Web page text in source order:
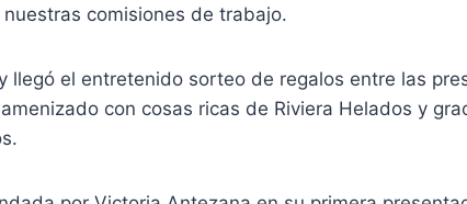
comisiones de trabajo.
llegó el entretenido sorteo de regalos entre las
con cosas ricas de Riviera Helados y